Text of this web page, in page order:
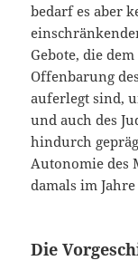
bedarf es aber
Gebote, die
Offenbarung
auferlegt sind,
und auch des
hindurch
Autonomie des
damals im Jahre
Die